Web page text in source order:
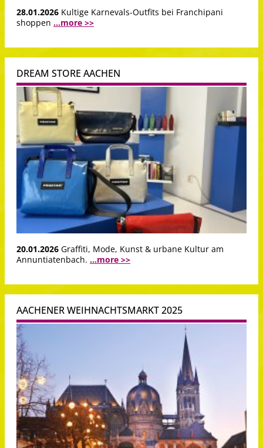
28.01.2026 Kultige Karnevals-Outfits bei Franchipani
shoppen ...more >>
DREAM STORE AACHEN
20.01.2026 Graffiti, Mode, Kunst & urbane Kultur am
Annuntiatenbach. ...more >>
AACHENER WEIHNACHTSMARKT 2025